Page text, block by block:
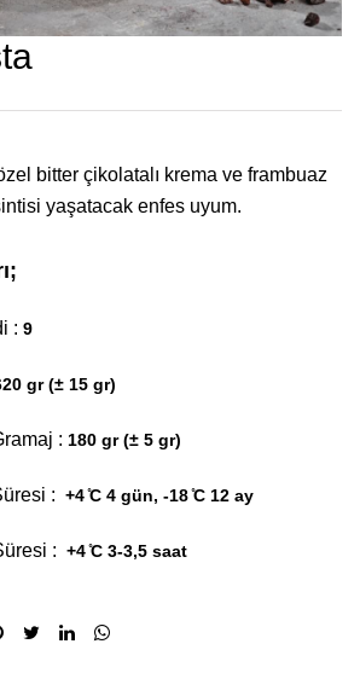
bitter çikolatalı krema ve frambuaz
yaşatacak enfes uyum.
: 9
gr (± 15 gr)
: 180 gr (± 5 gr)
: +4 ̊C 4 gün, -18 ̊C 12 ay
: +4 ̊C 3-3,5 saat